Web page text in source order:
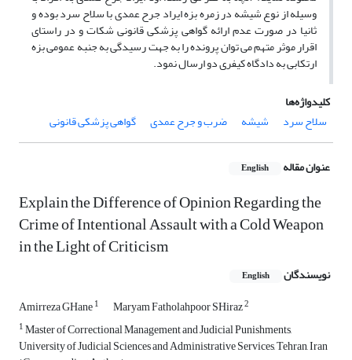
وسیله از نوع شیشه در زمره بزه ایراد جرح عمدی با سلاح سرد بوده و
ثانیا در صورت عدم ارائه ­گواهی پزشکی قانونی شکات و در راستای
اقرار موثر متهم می ­توان پرونده را به جهت رسیدگی به جنبه عمومی بزه
ارتکابی به دادگاه کیفری دو ارسال نمود.
کلیدواژه‌ها
سلاح سرد
شیشه ضرب و جرح عمدی گواهی پزشکی قانونی
عنوان مقاله English
Explain the Difference of Opinion Regarding the
Crime of Intentional Assault with a Cold Weapon
in the Light of Criticism
نویسندگان English
Amirreza GHane1 Maryam Fatholahpoor SHiraz2
1Master of Correctional Management and Judicial Punishments,
University of Judicial Sciences and Administrative Services, Tehran, Iran